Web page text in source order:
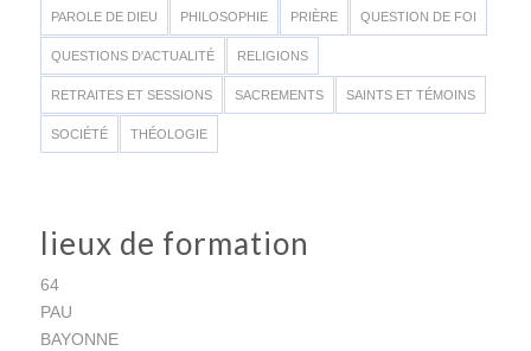
PAROLE DE DIEU PHILOSOPHIE PRIÈRE QUESTION DE FOI
QUESTIONS D'ACTUALITÉ RELIGIONS
RETRAITES ET SESSIONS SACREMENTS SAINTS ET TÉMOINS
SOCIÉTÉ THÉOLOGIE
lieux de formation
64
PAU
BAYONNE